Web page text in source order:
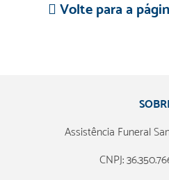
Volte para a
Assistência Funeral
CNPJ: